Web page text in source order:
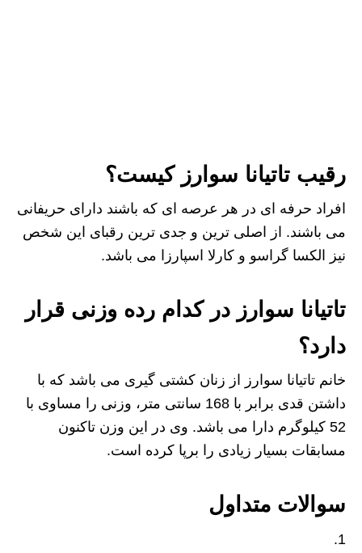
رقیب تاتیانا سوارز کیست؟
افراد حرفه ای در هر عرصه ای که باشند دارای حریفانی
می باشند. از اصلی ترین و جدی ترین رقبای این شخص
نیز الکسا گراسو و کارلا اسپارزا می باشد.
تاتیانا سوارز در کدام رده وزنی قرار
دارد؟
خانم تاتیانا سوارز از زنان کشتی گیری می باشد که با
داشتن قدی برابر با 168 سانتی متر، وزنی را مساوی با
52 کیلوگرم دارا می باشد. وی در این وزن تاکنون
مسابقات بسیار زیادی را برپا کرده است.
سوالات متداول